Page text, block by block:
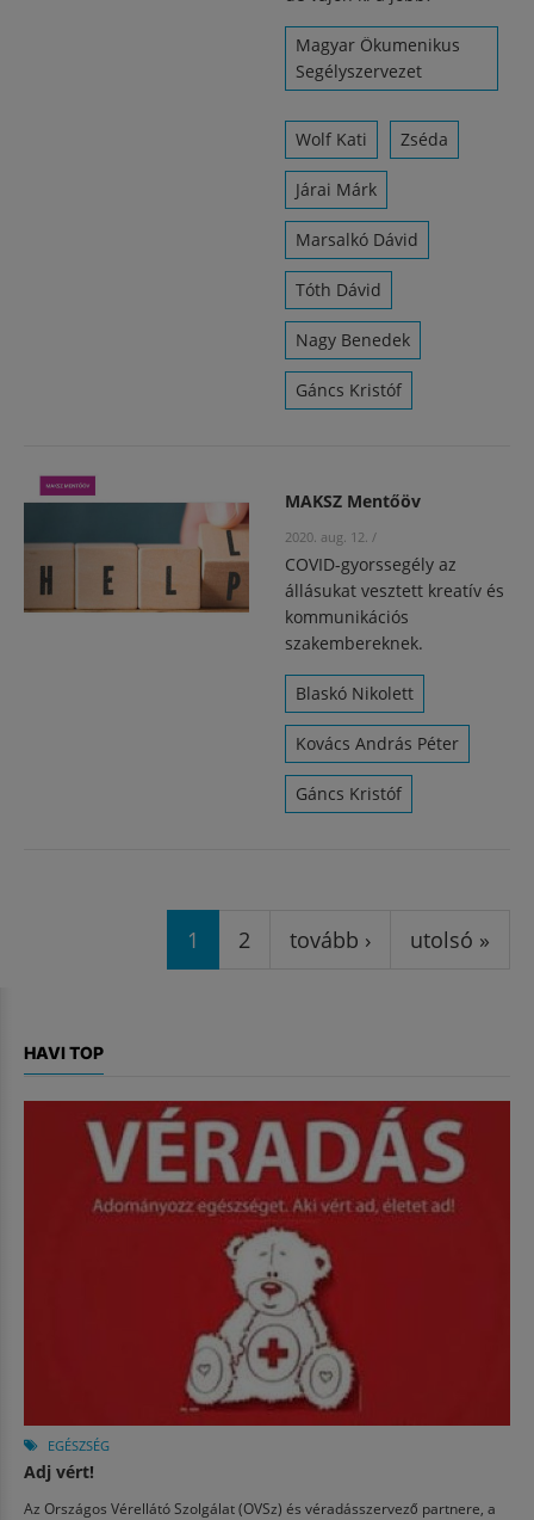
Magyar Ökumenikus
Segélyszervezet
Wolf Kati Zséda
Járai Márk
Marsalkó Dávid
Tóth Dávid
Nagy Benedek
Gáncs Kristóf
MAKSZ Mentőöv
2020. aug. 12. /
COVID-gyorssegély az
állásukat vesztett kreatív és
kommunikációs
szakembereknek.
Blaskó Nikolett
Kovács András Péter
Gáncs Kristóf
1 2 tovább › utolsó »
HAVI TOP
EGÉSZSÉG
Adj vért!
Az Országos Vérellátó Szolgálat (OVSz) és véradásszervező partnere, a